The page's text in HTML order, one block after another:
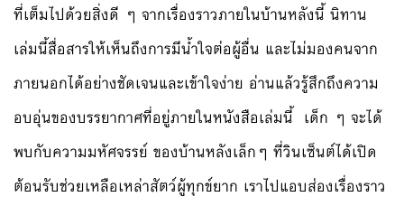
ที่เต็มไปด้วยสิ่งดี ๆ จากเรื่องราวภายในบ้านหลังนี้ นิทาน
เล่มนี้สื่อสารให้เห็นถึงการมีน้ำใจต่อผู้อื่น และไม่มองคนจาก
ภายนอกได้อย่างชัดเจนและเข้าใจง่าย อ่านแล้วรู้สึกถึงความ
อบอุ่นของบรรยากาศที่อยู่ภายในหนังสือเล่มนี้ เด็ก ๆ จะได้
พบกับความมหัศจรรย์ ของบ้านหลังเล็กๆ ที่วินเซ็นต์ได้เปิด
ต้อนรับช่วยเหลือเหล่าสัตว์ผู้ทุกข์ยาก เราไปแอบส่องเรื่องราว